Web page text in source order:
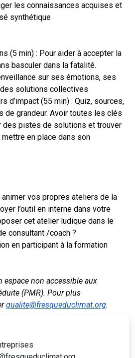
les connaissances acquises et
synthétique
(5 min) : Pour aider à accepter la
basculer dans la fatalité.
sur ses émotions, ses
solutions collectives
d’impact (55 min) : Quiz, sources,
de grandeur. Avoir toutes les clés
des pistes de solutions et trouver
en place dans son
vos propres ateliers de la
l’outil en interne dans votre
cet atelier ludique dans le
consultant /coach ?
en participant à la formation
espace non accessible aux
(PMR). Pour plus
qualite@fresqueduclimat.org.